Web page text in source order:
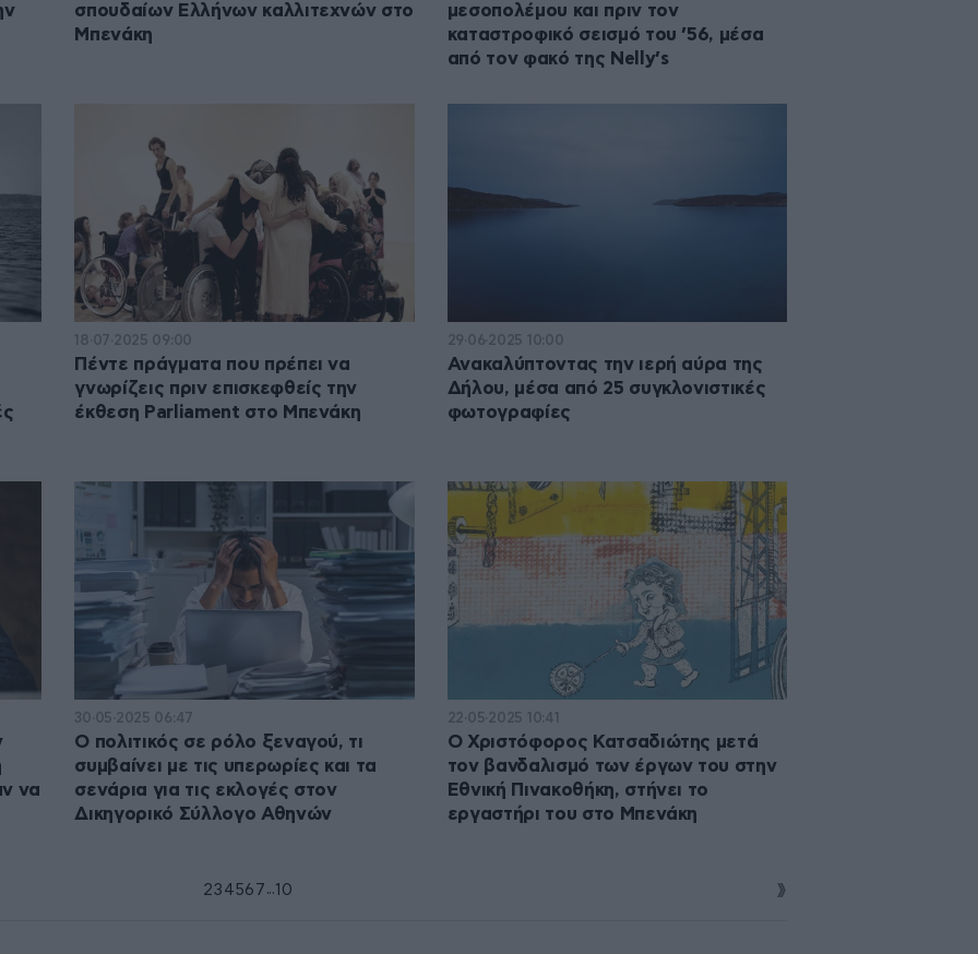
σπουδαίων Ελλήνων καλλιτεχνών στο
Μπενάκη
μεσοπολέμου και πριν τον
καταστροφικό σεισμό του ’56, μέσα
από τον φακό της Nelly’s
18·07·2025 09:00
Πέντε πράγματα που πρέπει να
γνωρίζεις πριν επισκεφθείς την
έκθεση Parliament στο Μπενάκη
29·06·2025 10:00
Ανακαλύπτοντας την ιερή αύρα της
Δήλου, μέσα από 25 συγκλονιστικές
φωτογραφίες
να
30·05·2025 06:47
Ο πολιτικός σε ρόλο ξεναγού, τι
συμβαίνει με τις υπερωρίες και τα
σενάρια για τις εκλογές στον
Δικηγορικό Σύλλογο Αθηνών
22·05·2025 10:41
Ο Χριστόφορος Κατσαδιώτης μετά
τον βανδαλισμό των έργων του στην
Εθνική Πινακοθήκη, στήνει το
εργαστήρι του στο Μπενάκη
23 4 56 7 ...10